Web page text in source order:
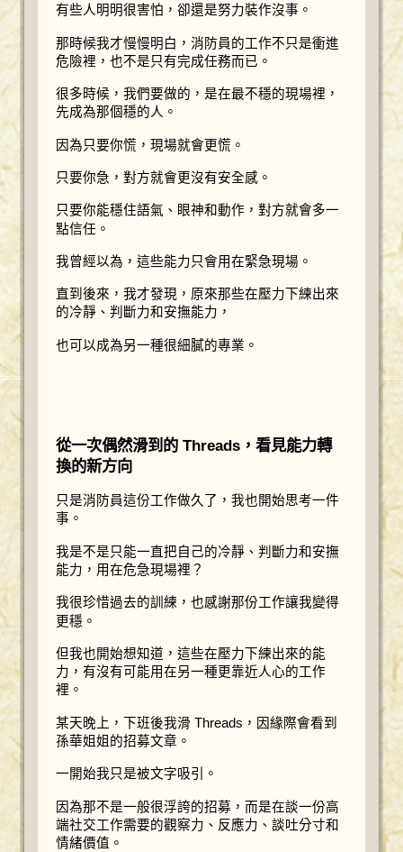
有些人明明很害怕，卻還是努力裝作沒事。
那時候我才慢慢明白，消防員的工作不只是衝進
危險裡，也不是只有完成任務而已。
很多時候，我們要做的，是在最不穩的現場裡，
先成為那個穩的人。
因為只要你慌，現場就會更慌。
只要你急，對方就會更沒有安全感。
只要你能穩住語氣、眼神和動作，對方就會多一
點信任。
我曾經以為，這些能力只會用在緊急現場。
直到後來，我才發現，原來那些在壓力下練出來
的冷靜、判斷力和安撫能力，
也可以成為另一種很細膩的專業。
從一次偶然滑到的 Threads，看見能力轉
換的新方向
只是消防員這份工作做久了，我也開始思考一件
事。
我是不是只能一直把自己的冷靜、判斷力和安撫
能力，用在危急現場裡？
我很珍惜過去的訓練，也感謝那份工作讓我變得
更穩。
但我也開始想知道，這些在壓力下練出來的能
力，有沒有可能用在另一種更靠近人心的工作
裡。
某天晚上，下班後我滑 Threads，因緣際會看到
孫華姐姐的招募文章。
一開始我只是被文字吸引。
因為那不是一般很浮誇的招募，而是在談一份高
端社交工作需要的觀察力、反應力、談吐分寸和
情緒價值。